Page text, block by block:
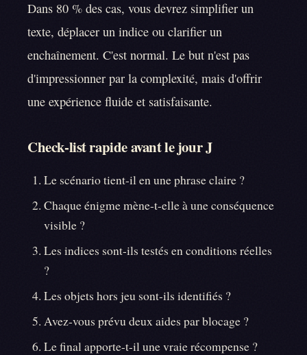
Dans 80 % des cas, vous devrez simplifier un
texte, déplacer un indice ou clarifier un
enchaînement. C'est normal. Le but n'est pas
d'impressionner par la complexité, mais d'offrir
une expérience fluide et satisfaisante.
Check-list rapide avant le jour J
Le scénario tient-il en une phrase claire ?
Chaque énigme mène-t-elle à une conséquence
visible ?
Les indices sont-ils testés en conditions réelles
?
Les objets hors jeu sont-ils identifiés ?
Avez-vous prévu deux aides par blocage ?
Le final apporte-t-il une vraie récompense ?